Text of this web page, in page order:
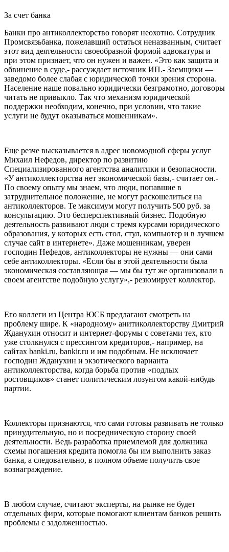
За счет банка
Банки про антиколлекторство говорят неохотно. Сотрудник
Промсвязьбанка, пожелавший остаться неназванным, считает
этот вид деятельности своеобразной формой адвокатуры и
при этом признает, что он нужен и важен. «Это как защита и
обвинение в суде,- рассуждает источник ИП.- Заемщики —
заведомо более слабая с юридической точки зрения сторона.
Население наше повально юридически безграмотно, договоры
читать не привыкло. Так что механизм юридической
поддержки необходим, конечно, при условии, что такие
услуги не будут оказываться мошенникам».
Еще резче высказывается в адрес новомодной сферы услуг
Михаил Нефедов, директор по развитию
Специализированного агентства аналитики и безопасности.
«У антиколлекторства нет экономической базы,- считает он.-
По своему опыту мы знаем, что люди, попавшие в
затруднительное положение, не могут раскошелиться на
антиколлекторов. Те максимум могут получить 500 руб. за
консультацию. Это бесперспективный бизнес. Подобную
деятельность развивают люди с тремя курсами юридического
образования, у которых есть стол, стул, компьютер и в лучшем
случае сайт в интернете». Даже мошенникам, уверен
господин Нефедов, антиколлекторы не нужны — они сами
себе антиколлекторы. «Если бы в этой деятельности была
экономическая составляющая — мы бы тут же организовали в
своем агентстве подобную услугу»,- резюмирует коллектор.
Его коллеги из Центра ЮСБ предлагают смотреть на
проблему шире. К «народному» анитиколлекторству Дмитрий
Жданухин относит и интернет-форумы с советами тех, кто
уже столкнулся с прессингом кредиторов,- например, на
сайтах banki.ru, bankir.ru и им подобным. Не исключает
господин Жданухин и экзотического варианта
антиколлекторства, когда борьба против «подлых
ростовщиков» станет политическим лозунгом какой-нибудь
партии.
Коллекторы признаются, что сами готовы развивать не только
принудительную, но и посредническую сторону своей
деятельности. Ведь разработка приемлемой для должника
схемы погашения кредита помогла бы им выполнить заказ
банка, а следовательно, в полном объеме получить свое
вознаграждение.
В любом случае, считают эксперты, на рынке не будет
отдельных фирм, которые помогают клиентам банков решить
проблемы с задолженностью.